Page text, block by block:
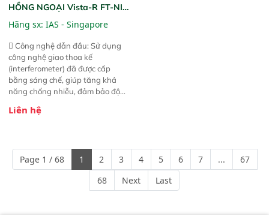
HỒNG NGOẠI Vista-R FT-NIR
(Vista-R FT-NIR Analyzer)
Hãng sx: IAS - Singapore
 Công nghệ dẫn đầu: Sử dụng
công nghệ giao thoa kế
(interferometer) đã được cấp
bằng sáng chế, giúp tăng khả
năng chống nhiễu, đảm bảo độ
Phạm vi ứng dụng rộng: Đáp ứng
ngành công nghiệp khác nhau. 
Độ nhạy cao: Trang bị đầu dò
InGaAs độ nhạy cao, cung cấp
phản hồi phổ tuyến tính đầy đủ,
đảm bảo độ chính xác và khả
Liên hệ
Page 1 / 68 1 2 3 4 5 6 7 ...
67
68
Next Last